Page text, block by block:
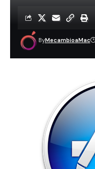
ByMecambioaMac